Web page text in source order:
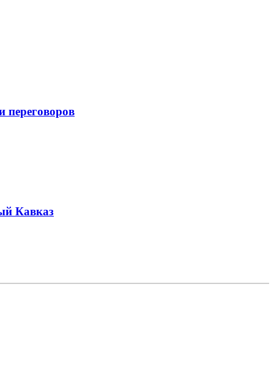
переговоров
Кавказ